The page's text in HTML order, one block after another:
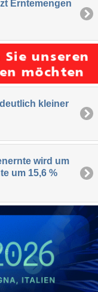
Erntemengen
kleiner
wird um
um 15,6 %